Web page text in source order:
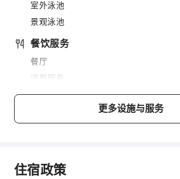
室外泳池
景观泳池
餐饮服务
餐厅
送餐服务
烧烤设施
高尔夫球场
更多设施与服务
住宿政策